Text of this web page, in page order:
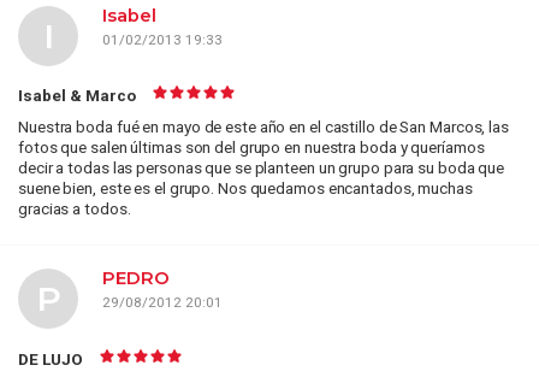
Isabel
01/02/2013 19:33
I
Isabel & Marco
Nuestra boda fué en mayo de este año en el castillo de San Marcos, las
fotos que salen últimas son del grupo en nuestra boda y queríamos
decir a todas las personas que se planteen un grupo para su boda que
suene bien, este es el grupo. Nos quedamos encantados, muchas
gracias a todos.
PEDRO
29/08/2012 20:01
P
DE LUJO